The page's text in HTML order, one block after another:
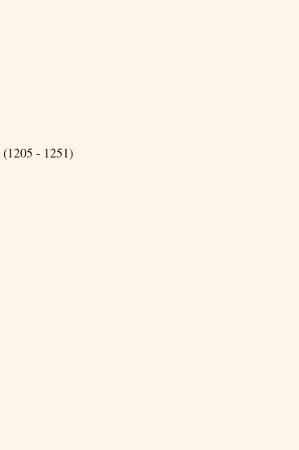
(1205 - 1251)